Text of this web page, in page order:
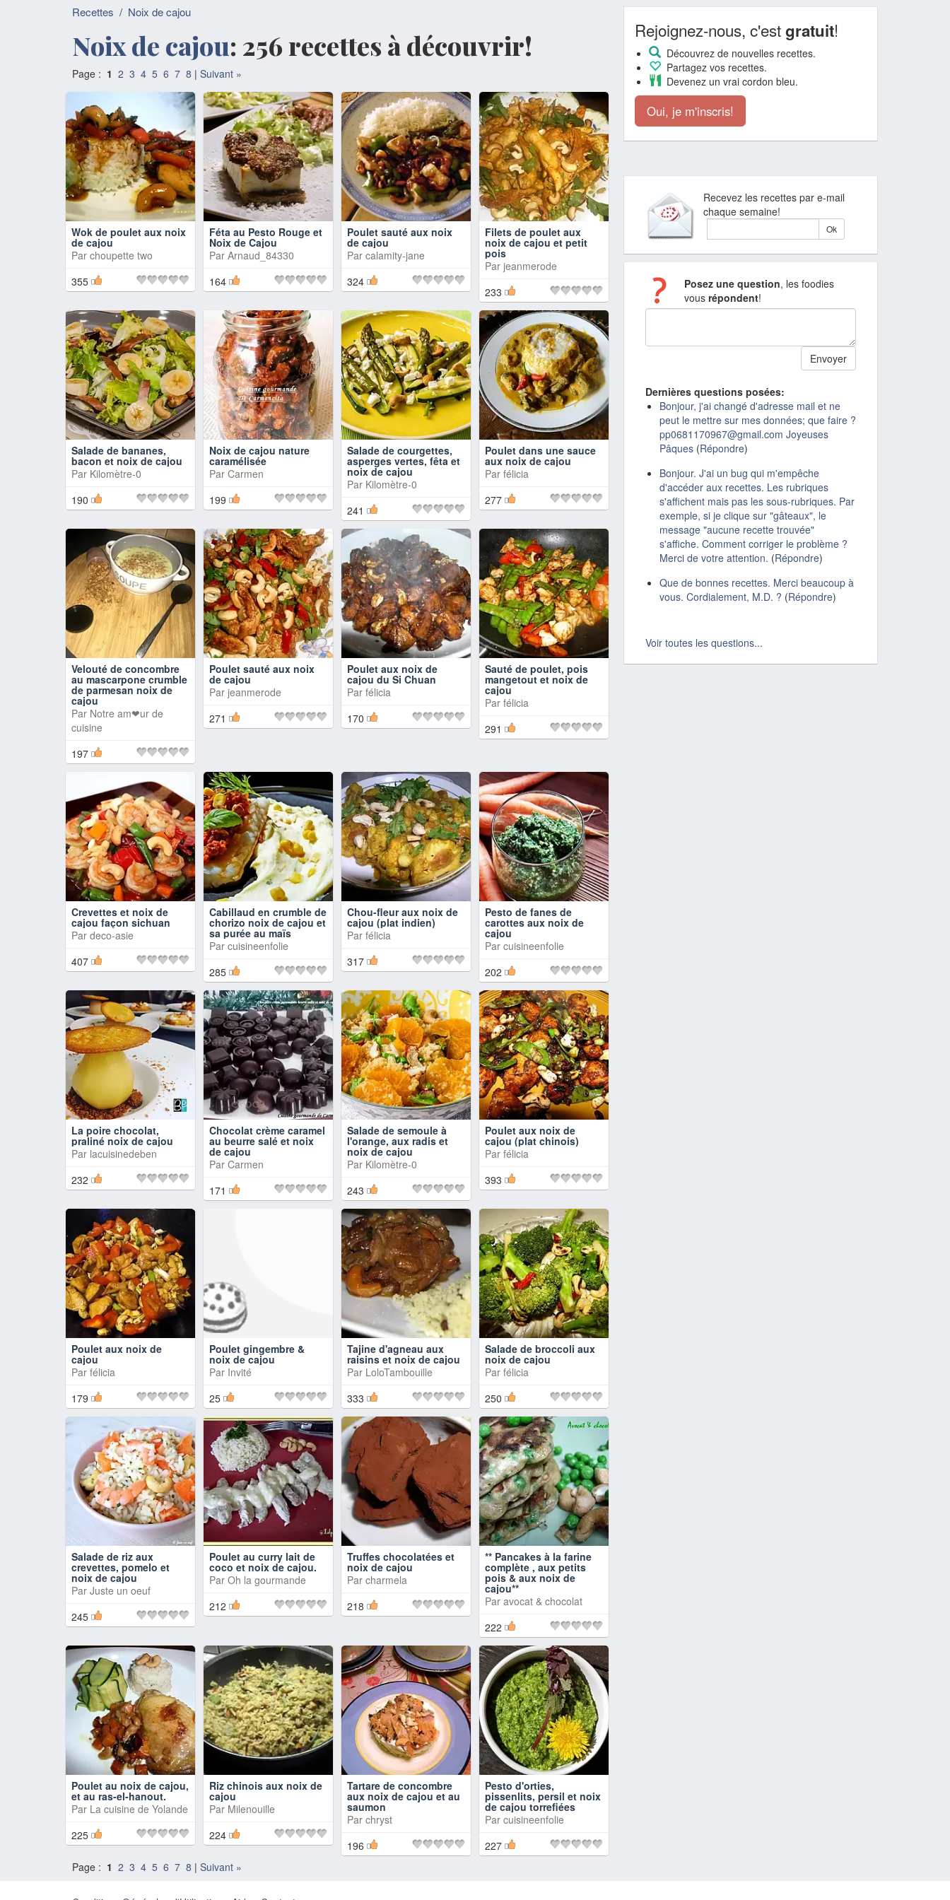
Recettes / Noix de cajou
Noix de cajou: 256 recettes à découvrir!
Page : 1 2 3 4 5 6 7 8 | Suivant »
Wok de poulet aux noix
de cajou
Par choupette two
355
Féta au Pesto Rouge et
Noix de Cajou
Par Arnaud_84330
164
Poulet sauté aux noix
de cajou
Par calamity-jane
324
Filets de poulet aux
noix de cajou et petit
pois
Par jeanmerode
233
Salade de bananes,
bacon et noix de cajou
Par Kilomètre-0
190
Noix de cajou nature
caramélisée
Par Carmen
199
Salade de courgettes,
asperges vertes, fêta et
noix de cajou
Par Kilomètre-0
241
Poulet dans une sauce
aux noix de cajou
Par félicia
277
Velouté de concombre
au mascarpone crumble
de parmesan noix de
cajou
Par Notre am❤ur de
cuisine
197
Poulet sauté aux noix
de cajou
Par jeanmerode
271
Poulet aux noix de
cajou du Si Chuan
Par félicia
170
Sauté de poulet, pois
mangetout et noix de
cajou
Par félicia
291
Crevettes et noix de
cajou façon sichuan
Par deco-asie
407
Cabillaud en crumble de
chorizo noix de cajou et
sa purée au maïs
Par cuisineenfolie
285
Chou-fleur aux noix de
cajou (plat indien)
Par félicia
317
Pesto de fanes de
carottes aux noix de
cajou
Par cuisineenfolie
202
La poire chocolat,
praliné noix de cajou
Par lacuisinedeben
232
Chocolat crème caramel
au beurre salé et noix
de cajou
Par Carmen
171
Salade de semoule à
l'orange, aux radis et
noix de cajou
Par Kilomètre-0
243
Poulet aux noix de
cajou (plat chinois)
Par félicia
393
Poulet aux noix de
cajou
Par félicia
179
Poulet gingembre &
noix de cajou
Par Invité
25
Tajine d'agneau aux
raisins et noix de cajou
Par LoloTambouille
333
Salade de broccoli aux
noix de cajou
Par félicia
250
Salade de riz aux
crevettes, pomelo et
noix de cajou
Par Juste un oeuf
245
Poulet au curry lait de
coco et noix de cajou.
Par Oh la gourmande
212
Truffes chocolatées et
noix de cajou
Par charmela
218
** Pancakes à la farine
complète , aux petits
pois & aux noix de
cajou**
Par avocat & chocolat
222
Poulet au noix de cajou,
et au ras-el-hanout.
Par La cuisine de Yolande
225
Riz chinois aux noix de
cajou
Par Milenouille
224
Tartare de concombre
aux noix de cajou et au
saumon
Par chryst
196
Pesto d'orties,
pissenlits, persil et noix
de cajou torrefiées
Par cuisineenfolie
227
Page : 1 2 3 4 5 6 7 8 | Suivant »
Rejoignez-nous, c'estgratuit!
Découvrez de nouvelles recettes.
Partagez vos recettes.
Devenez un vrai cordon bleu.
Oui, je m'inscris!
Recevez les recettes par e-mail
chaque semaine!
Posez une question, les foodies
vous répondent!
Dernières questions posées:
Bonjour, j'ai changé d'adresse mail et ne
peut le mettre sur mes données; que faire ?
pp0681170967@gmail.com Joyeuses
Pâques (Répondre)
Bonjour. J'ai un bug qui m'empêche
d'accéder aux recettes. Les rubriques
s'affichent mais pas les sous-rubriques. Par
exemple, si je clique sur "gâteaux", le
message "aucune recette trouvée"
s'affiche. Comment corriger le problème ?
Merci de votre attention. (Répondre)
Que de bonnes recettes. Merci beaucoup à
vous. Cordialement, M.D. ? (Répondre)
Voir toutes les questions...